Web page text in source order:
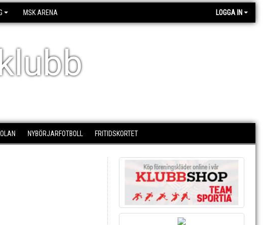
MSK ARENA LOGGA IN
NYBÖRJARFOTBOLL FRITIDSKORTET